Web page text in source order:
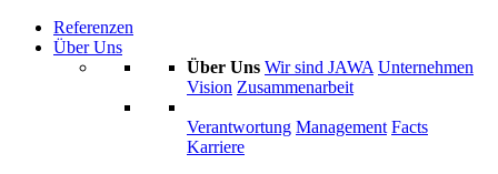
Referenzen
Über Uns
Über Uns Wir sind JAWA Unternehmen
Vision Zusammenarbeit
Verantwortung Management Facts
Karriere